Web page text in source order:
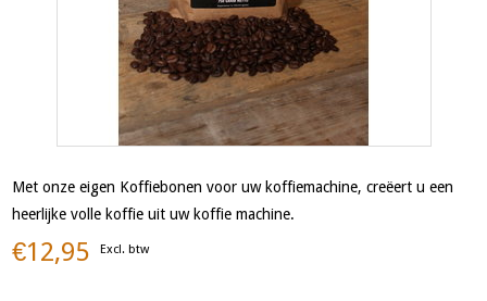
Met onze eigen Koffiebonen voor uw koffiemachine, creëert u een
heerlijke volle koffie uit uw koffie machine.
€12,95 Excl. btw